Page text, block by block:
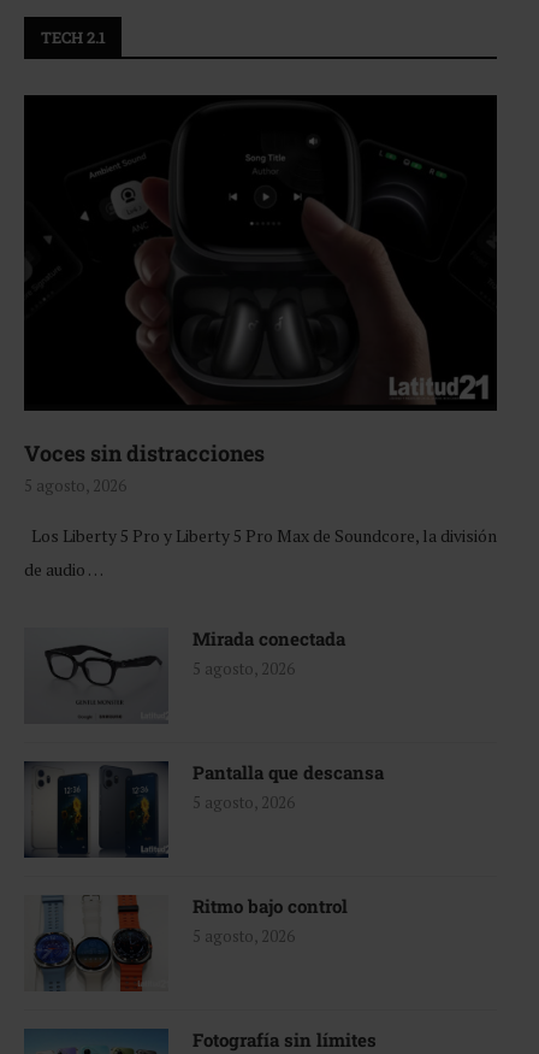
TECH 2.1
Voces sin distracciones
5 agosto, 2026
Los Liberty 5 Pro y Liberty 5 Pro Max de Soundcore, la división
de audio …
Mirada conectada
5 agosto, 2026
Pantalla que descansa
5 agosto, 2026
Ritmo bajo control
5 agosto, 2026
Fotografía sin límites